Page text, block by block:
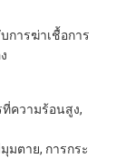
การฆ่าเชื้อการ
ที่ความร้อนสูง,
มตาย, การกระ